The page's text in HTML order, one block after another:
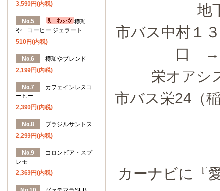
地
市バス中村１
口 →
栄オアシ
市バス栄24（
カーナビに『
3,590円(内税)
No.5
樽珈
や コーヒー ジェラート
510円(内税)
No.6
樽珈やブレンド
2,199円(内税)
No.7
カフェインレスコ
ーヒー
2,390円(内税)
No.8
ブラジルサントス
2,299円(内税)
No.9
コロンビア・スプ
レモ
2,369円(内税)